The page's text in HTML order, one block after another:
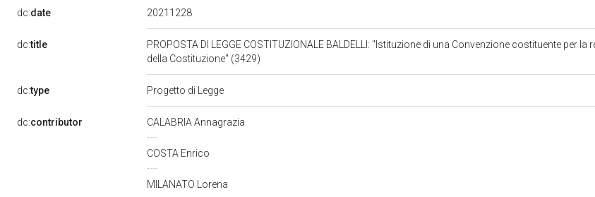
dc:date 20211228
dc:title
PROPOSTA DI LEGGE COSTITUZIONALE BALDELLI: "Istituzione di una Convenzione costituente per la
della Costituzione" (3429)
dc:type Progetto di Legge
dc:contributor CALABRIA Annagrazia
COSTA Enrico
MILANATO Lorena